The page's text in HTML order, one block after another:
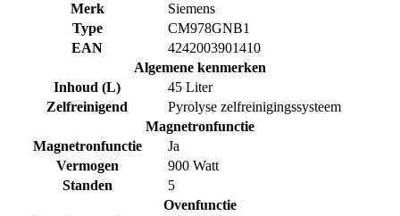
Merk
Siemens
Type
CM978GNB1
EAN
4242003901410
Algemene kenmerken
Inhoud (L)
45 Liter
Zelfreinigend
Pyrolyse zelfreinigingssysteem
Magnetronfunctie
Magnetronfunctie
Ja
Vermogen
900 Watt
Standen
5
Ovenfunctie